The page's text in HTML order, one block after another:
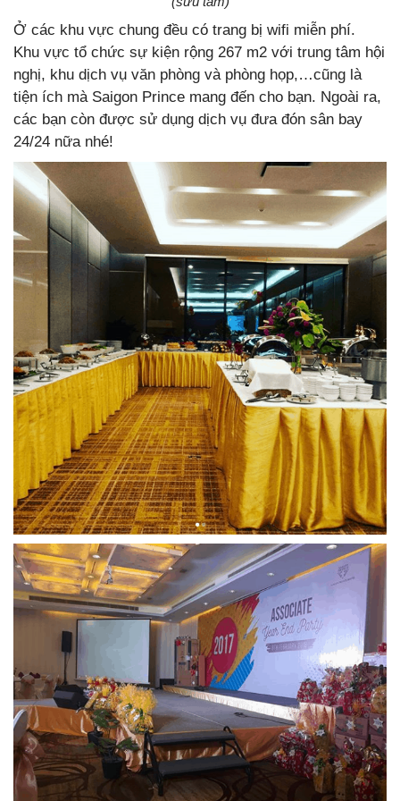
Ở các khu vực chung đều có trang bị wifi miễn phí.
Khu vực tổ chức sự kiện rộng 267 m2 với trung tâm hội
nghị, khu dịch vụ văn phòng và phòng họp,…cũng là
tiện ích mà Saigon Prince mang đến cho bạn. Ngoài ra,
các bạn còn được sử dụng dịch vụ đưa đón sân bay
24/24 nữa nhé!